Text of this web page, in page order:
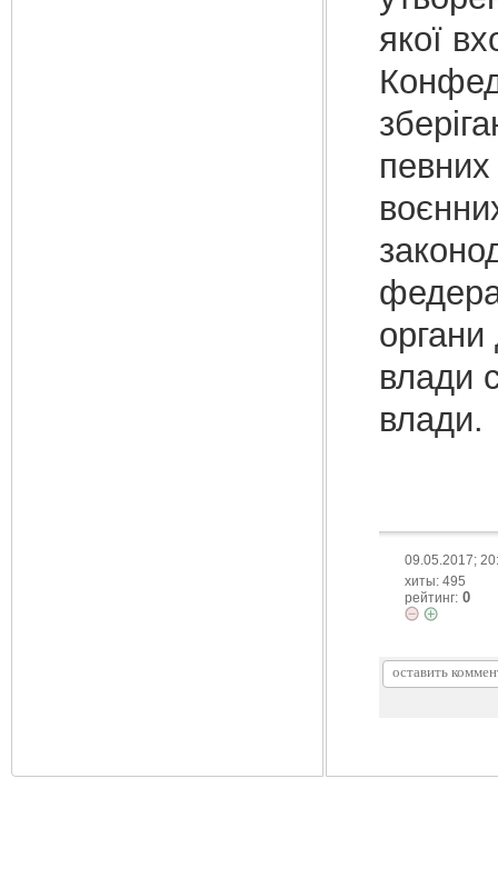
якої
органи
влади
влади.
09.05.2017;
хиты: 495
рейтинг: 0